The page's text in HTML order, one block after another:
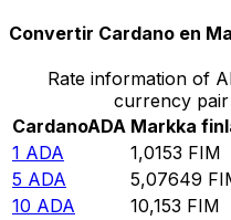
Convertir Cardano en
Rate information of
currency pair
CardanoADA Markka
1 ADA 1,0153 FIM
5 ADA 5,07649
10 ADA 10,153 FIM